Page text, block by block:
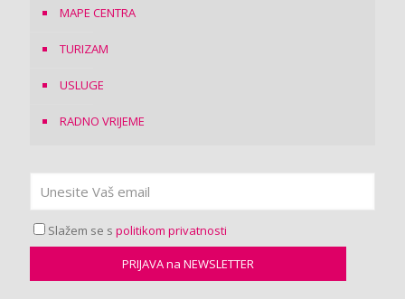
MAPE CENTRA
TURIZAM
USLUGE
RADNO VRIJEME
Slažem se s politikom privatnosti